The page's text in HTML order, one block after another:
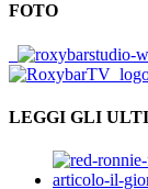
FOTO
LEGGI GLI